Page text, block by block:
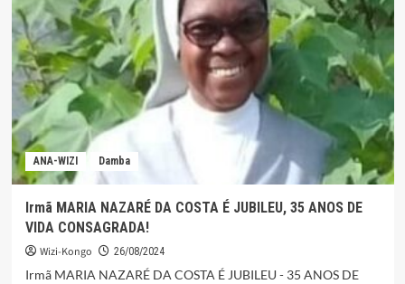
escultor
angolano.
ANA-WIZI Damba
Irmã MARIA NAZARÉ DA COSTA É JUBILEU, 35 ANOS DE
VIDA CONSAGRADA!
Wizi-Kongo 26/08/2024
Irmã MARIA NAZARÉ DA COSTA É JUBILEU - 35 ANOS DE